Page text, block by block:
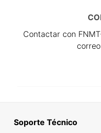
Contactar con
Soporte Técnico